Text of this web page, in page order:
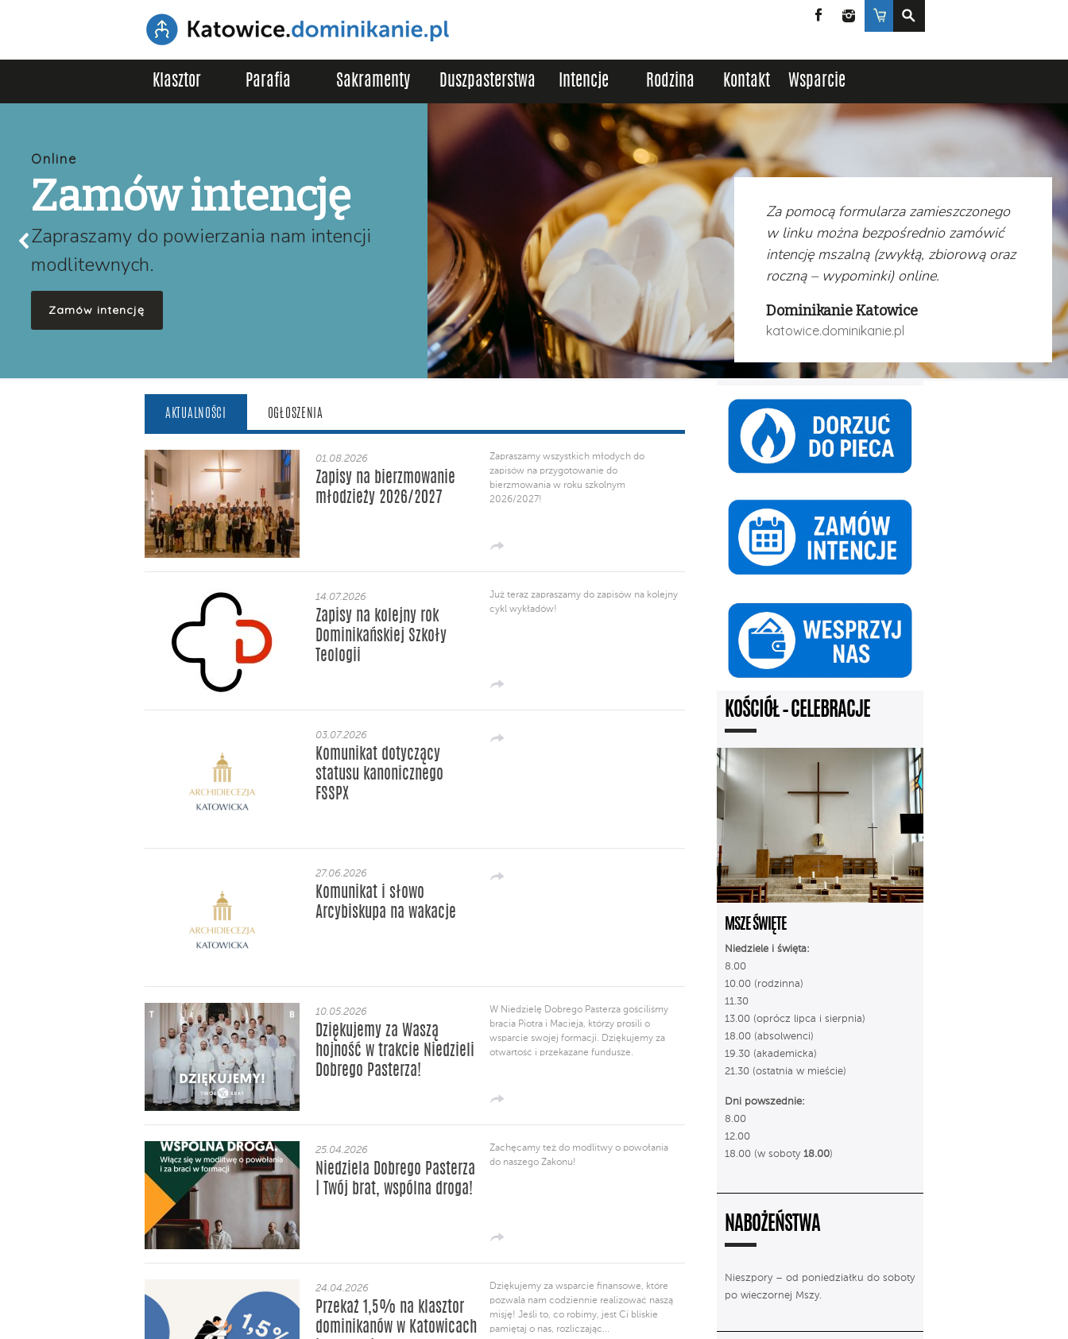
FacebookInstagram
Sklep
Klasztor Parafia Sakramenty Duszpasterstwa Intencje Rodzina Kontakt Wsparcie
Online
Zamów intencję
Zapraszamy do powierzania nam intencji
modlitewnych.
Zamów intencję
Za pomocą formularza zamieszczonego
w linku można bezpośrednio zamówić
intencję mszalną (zwykłą, zbiorową oraz
roczną – wypominki) online.
Dominikanie Katowice
katowice.dominikanie.pl
AKTUALNOŚCI OGŁOSZENIA
01.08.2026
Zapisy na bierzmowanie
młodzieży 2026/2027
Zapraszamy wszystkich młodych do
zapisów na przygotowanie do
bierzmowania w roku szkolnym
2026/2027!
14.07.2026
Zapisy na kolejny rok
Dominikańskiej Szkoły
Teologii
Już teraz zapraszamy do zapisów na kolejny
cykl wykładów!
03.07.2026
Komunikat dotyczący
statusu kanonicznego
FSSPX
27.06.2026
Komunikat i słowo
Arcybiskupa na wakacje
10.05.2026
Dziękujemy za Waszą
hojność w trakcie Niedzieli
Dobrego Pasterza!
W Niedzielę Dobrego Pasterza gościliśmy
bracia Piotra i Macieja, którzy prosili o
wsparcie swojej formacji. Dziękujemy za
otwartość i przekazane fundusze.
25.04.2026
Niedziela Dobrego Pasterza
| Twój brat, wspólna droga!
Zachęcamy też do modlitwy o powołania
do naszego Zakonu!
24.04.2026
Przekaż 1,5% na klasztor
dominikanów w Katowicach
Dziękujemy za wsparcie finansowe, które
pozwala nam codziennie realizować naszą
misję! Jeśli to, co robimy, jest Ci bliskie
pamiętaj o nas, rozliczając...
KOŚCIÓŁ – CELEBRACJE
MSZE ŚWIĘTE
Niedziele i święta:
8.00
10.00 (rodzinna)
11.30
13.00 (oprócz lipca i sierpnia)
18.00 (absolwenci)
19.30 (akademicka)
21.30 (ostatnia w mieście)
Dni powszednie:
8.00
12.00
18.00 (w soboty 18.00)
NABOŻEŃSTWA
Nieszpory – od poniedziałku do soboty
po wieczornej Mszy.